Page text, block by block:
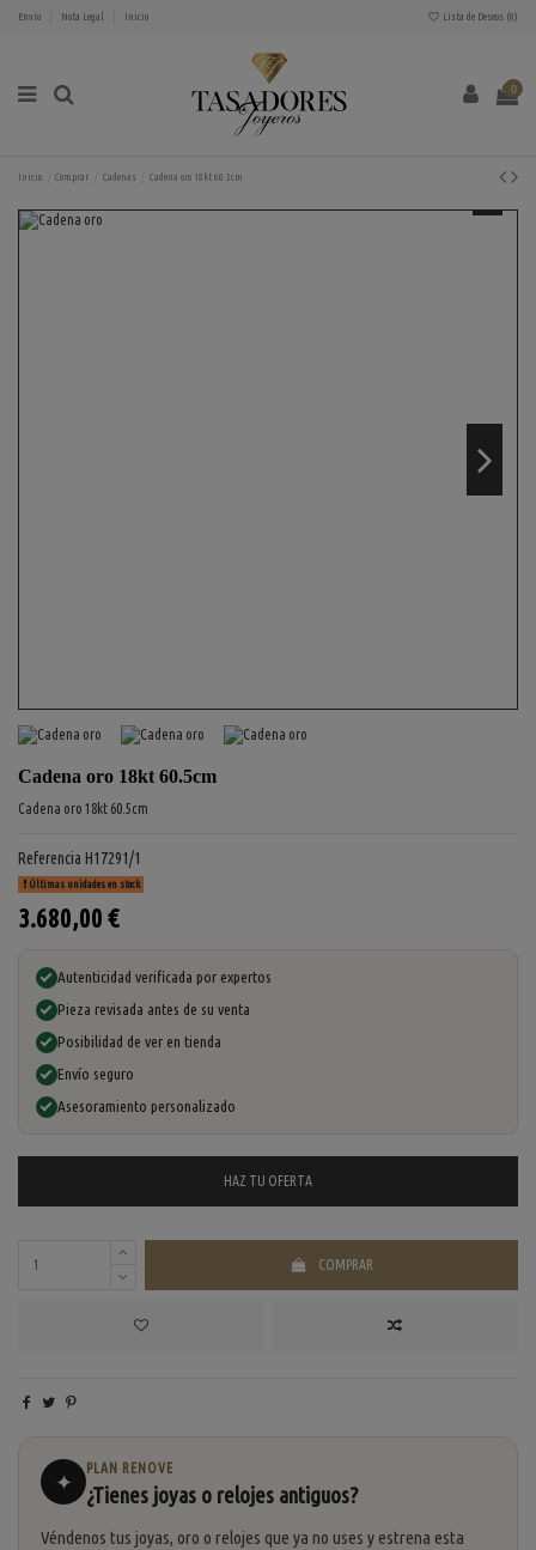
Envío Nota Legal Inicio Lista de Deseos (0)
0
Inicio Comprar Cadenas Cadena oro 18kt 60.5cm
Cadena oro 18kt 60.5cm
Cadena oro 18kt 60.5cm
Referencia H17291/1
Últimas unidades en stock
3.680,00 €
Autenticidad verificada por expertos
Pieza revisada antes de su venta
Posibilidad de ver en tienda
Envío seguro
Asesoramiento personalizado
HAZ TU OFERTA
COMPRAR
✦
PLAN RENOVE
¿Tienes joyas o relojes antiguos?
Véndenos tus joyas, oro o relojes que ya no uses y estrena esta